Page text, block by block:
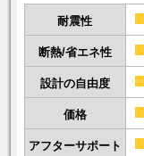
耐震性
断熱/省エネ性
設計の自由度
価格
アフターサポート